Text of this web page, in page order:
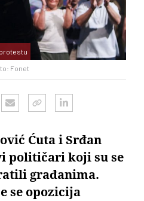
Fonet
Ćuta i Srđan
političari koji su se
građanima.
se opozicija